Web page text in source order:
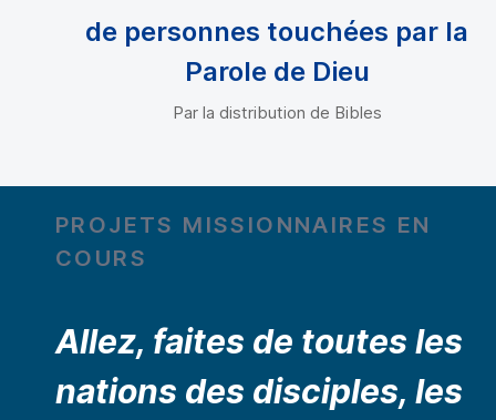
de personnes touchées par la
Parole de Dieu
Par la distribution de Bibles
PROJETS MISSIONNAIRES EN
COURS
Allez, faites de toutes les
nations des disciples, les